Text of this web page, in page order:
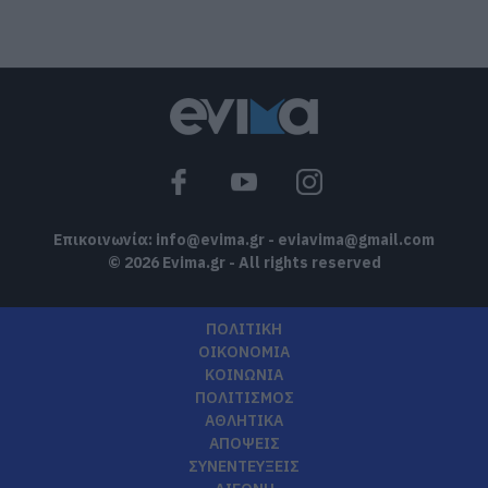
Ξεκινάει τεράστιο έργο αξίας
2.425.000€ στην Εύβοια – Δείτε πού
Επικοινωνία: info@evima.gr - eviavima@gmail.com
© 2026 Evima.gr - All rights reserved
ΠΟΛΙΤΙΚΗ
ΟΙΚΟΝΟΜΙΑ
ΚΟΙΝΩΝΙΑ
ΠΟΛΙΤΙΣΜΟΣ
ΑΘΛΗΤΙΚΑ
ΑΠΟΨΕΙΣ
ΣΥΝΕΝΤΕΥΞΕΙΣ